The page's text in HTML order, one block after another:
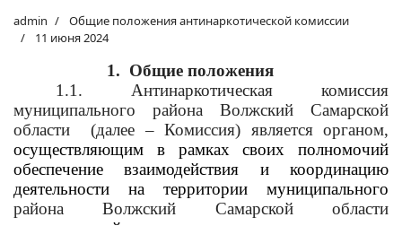
admin
Общие положения антинаркотической комиссии
11 июня 2024
1. Общие положения
1.1. Антинаркотическая комиссия
муниципального района Волжский Самарской
области
(далее – Комиссия) является органом,
осуществляющим в рамках своих полномочий
обеспечение взаимодействия и координацию
деятельности на территории муниципального
района Волжский Самарской области